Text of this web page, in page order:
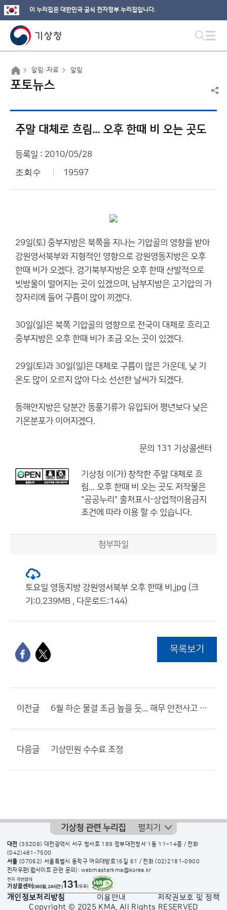
이 누리집은 대한민국 공식 전자정부 누리집입니다.
알림·자료 알림
포토뉴스
주말 대체로 흐림... 오후 한때 비 오는 곳도
등록일 : 2010/05/28
조회수 19597
29일(토) 중부지방은 북쪽을 지나는 기압골의 영향을 받아
강원영서북부와 지형적인 영향으로 강원영동지방은 오후
한때 비가 오겠다. 경기북부지방은 오후 한때 산발적으로
빗방울이 떨어지는 곳이 있겠으며, 남부지방은 고기압의 가
장자리에 들어 구름이 많이 끼겠다.
30일(일)은 북쪽 기압골의 영향으로 전국이 대체로 흐리고
중부지방은 오후 한때 비가 조금 오는 곳이 있겠다.
29일(토)과 30일(일)은 대체로 구름이 많은 가운데, 낮 기
온도 많이 오르지 않아 다소 선선한 날씨가 되겠다.
동해안지방은 당분간 동풍기류가 유입되어 평년보다 낮은
기온분포가 이어지겠다.
문의 131 기상콜센터
기상청 이(가) 창작한 주말 대체로 흐
림... 오후 한때 비 오는 곳도 저작물은
"공공누리" 출처표시-상업적이용금지
조건에 따라 이용 할 수 있습니다.
첨부파일
토요일 영동지방 강원영서북부 오후 한때 비.jpg (크
기:0.239MB , 다운로드:144)
목록보기
이전글 6월 하순 물결 조금 높을 듯... 해무 안전사고 유의해야
다음글 기상민원 수수료 조정
기상청 관련 누리집 펼치기
대전 (35208) 대전광역시 서구 청사로 189 정부대전청사 1동 11~14층 / 전화
(042)481-7500
서울 (07062) 서울특별시 동작구 여의대방로16길 61 / 전화(02)2181-0900
전자우편(웹사이트 관련 문의): webmasterkma@korea.kr
개인정보처리방침 이용안내
저작권보호 및 정책
Copyright © 2025 KMA. All Rights RESERVED